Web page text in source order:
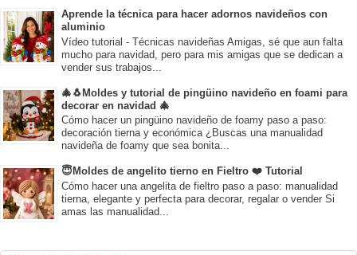
Aprende la técnica para hacer adornos navideños con
aluminio
Vídeo tutorial - Técnicas navideñas Amigas, sé que aun falta
mucho para navidad, pero para mis amigas que se dedican a
vender sus trabajos...
🎄🐧Moldes y tutorial de pingüino navideño en foami para
decorar en navidad 🎄
Cómo hacer un pingüino navideño de foamy paso a paso:
decoración tierna y económica ¿Buscas una manualidad
navideña de foamy que sea bonita...
😇Moldes de angelito tierno en Fieltro ❤️ Tutorial
Cómo hacer una angelita de fieltro paso a paso: manualidad
tierna, elegante y perfecta para decorar, regalar o vender Si
amas las manualidad...